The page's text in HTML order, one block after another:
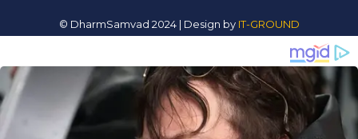
© DharmSamvad 2024 | Design byIT-GROUND